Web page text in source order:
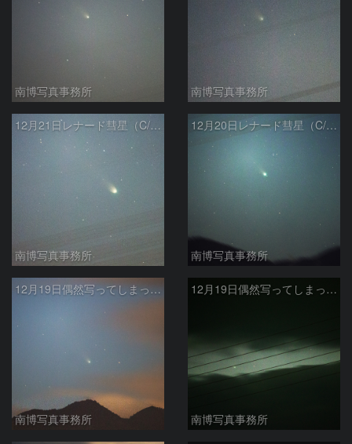
南博写真事務所 南博写真事務所
12月21日レナード彗星（C/2021 A1）
南博写真事務所
12月20日レナード彗星（C/2021 A1）
南博写真事務所
12月19日偶然写ってしまったレナード彗星（C/2021 A1）その2
南博写真事務所
12月19日偶然写ってしまったレナード彗星（C/2021 A1）
南博写真事務所